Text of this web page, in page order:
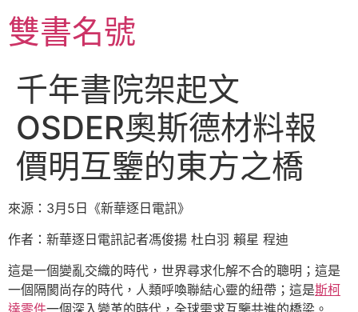
至
主雙書名號
千年書院架起文
OSDER奧斯德材料報
價明互鑒的東方之橋
來源：3月5日《新華逐日電訊》
作者：新華逐日電訊記者馮俊揚 杜白羽 賴星 程迪
這是一個變亂交織的時代，世界尋求化解不合的聰明；這是
一個隔閡尚存的時代，人類呼喚聯結心靈的紐帶；這是斯柯
達零件一個深入變革的時代，全球需求互鑒共進的橋梁。